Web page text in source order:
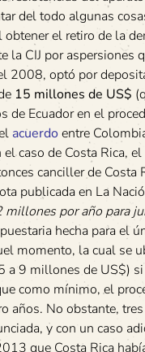
del todo algunas
obtener el retiro de la
la CIJ por aspersiones
2008, optó por
15 millones de US$
de Ecuador en el
acuerdo entre
caso de Costa Rica,
canciller de Costa
publicada en La
millones por año para
hecha para el
momento, la cual se
a 9 millones de US$)
como mínimo, el
años. No obstante,
y con un caso
que Costa Rica